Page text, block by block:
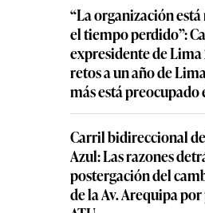
“La organización
el tiempo perdido”:
expresidente de Lima
retos a un año de
más está
Carril bidireccional
Azul: Las razones
postergación del
de la Av. Arequipa